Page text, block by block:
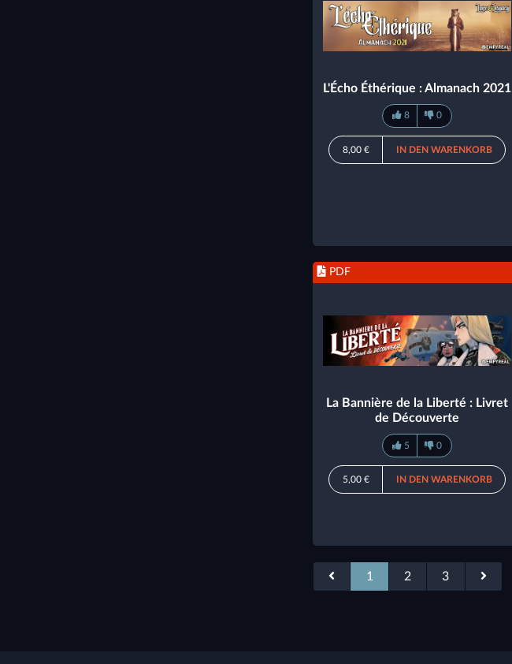
L'Écho Éthérique : Almanach 2021
8 0
8,00 € IN DEN WARENKORB
PDF
La Bannière de la Liberté : Livret
de Découverte
5 0
5,00 € IN DEN WARENKORB
1 2 3